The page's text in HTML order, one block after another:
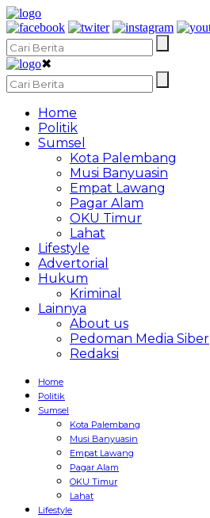
✖
Home
Politik
Sumsel
Kota Palembang
Musi Banyuasin
Empat Lawang
Pagar Alam
OKU Timur
Lahat
Lifestyle
Advertorial
Hukum
Kriminal
Lainnya
About us
Pedoman Media Siber
Redaksi
Home
Politik
Sumsel
Kota Palembang
Musi Banyuasin
Empat Lawang
Pagar Alam
OKU Timur
Lahat
Lifestyle